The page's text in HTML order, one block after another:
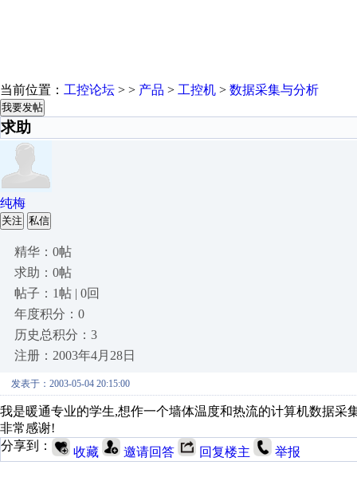
当前位置： 工控论坛 > > 产品 > 工控机 > 数据采集与分析
我要发帖
求助
纯梅
关注 私信
精华：0帖
求助：0帖
帖子：1帖 | 0回
年度积分：0
历史总积分：3
注册：2003年4月28日
发表于：2003-05-04 20:15:00
我是暖通专业的学生,想作一个墙体温度和热流的计算机数据
非常感谢!
分享到：
收藏 邀请回答 回复楼主 举报